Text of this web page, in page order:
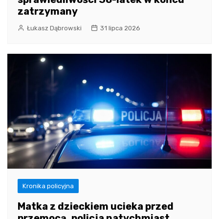
zatrzymany
Łukasz Dąbrowski 31 lipca 2026
Kronika policyjna
Matka z dzieckiem ucieka przed